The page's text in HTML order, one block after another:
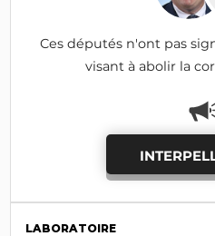
Ces députés n'ont pas
visant à abolir la
LABORATOIRE